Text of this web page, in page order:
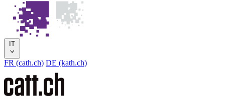
IT
FR (cath.ch) DE (kath.ch)